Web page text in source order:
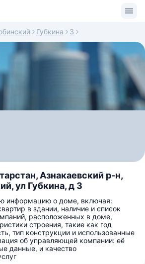
Губкина 3
Азнакаевский р-н,
ул Губкина, д 3
информацию о доме, включая:
в здании, наличие и список
расположенных в доме,
строения, такие как год
тип конструкции и использованные
об управляющей компании: её
данные, и качество